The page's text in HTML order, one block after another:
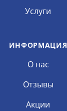
Услуги
ИНФОРМАЦИЯ
О нас
Отзывы
Акции